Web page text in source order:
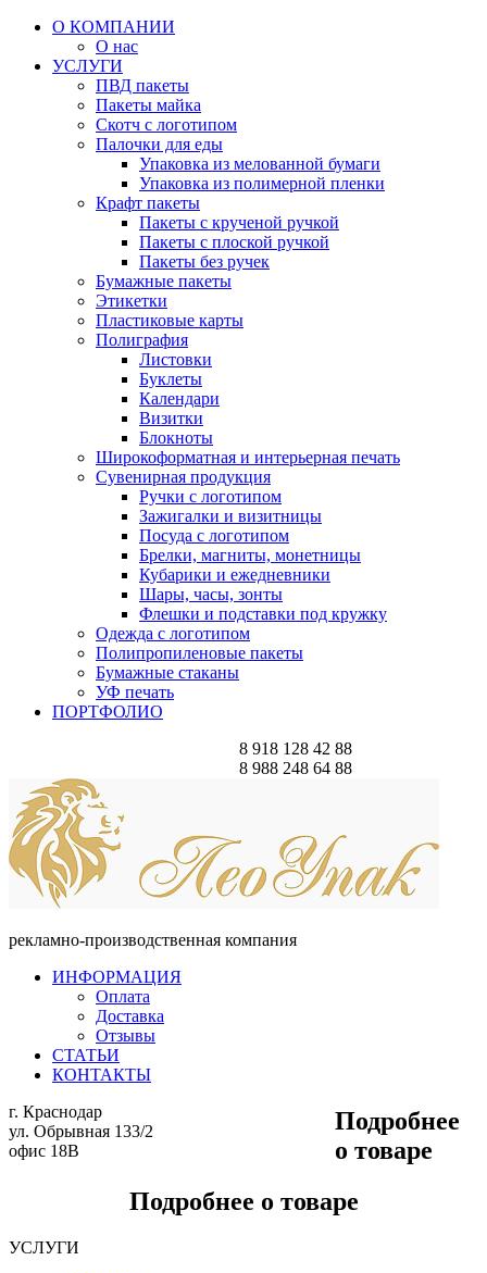
О КОМПАНИИ
О нас
УСЛУГИ
ПВД пакеты
Пакеты майка
Скотч с логотипом
Палочки для еды
Упаковка из мелованной бумаги
Упаковка из полимерной пленки
Крафт пакеты
Пакеты с крученой ручкой
Пакеты с плоской ручкой
Пакеты без ручек
Бумажные пакеты
Этикетки
Пластиковые карты
Полиграфия
Листовки
Буклеты
Календари
Визитки
Блокноты
Широкоформатная и интерьерная печать
Сувенирная продукция
Ручки с логотипом
Зажигалки и визитницы
Посуда с логотипом
Брелки, магниты, монетницы
Кубарики и ежедневники
Шары, часы, зонты
Флешки и подставки под кружку
Одежда с логотипом
Полипропиленовые пакеты
Бумажные стаканы
УФ печать
ПОРТФОЛИО
8 918 128 42 88
8 988 248 64 88
рекламно-производственная компания
ИНФОРМАЦИЯ
Оплата
Доставка
Отзывы
СТАТЬИ
КОНТАКТЫ
г. Краснодар
ул. Обрывная 133/2
офис 18В
Подробнее
о товаре
Подробнее о товаре
УСЛУГИ